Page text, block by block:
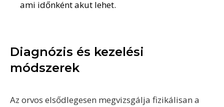
ami időnként akut lehet.
Diagnózis és kezelési
módszerek
Az orvos elsődlegesen megvizsgálja fizikálisan a